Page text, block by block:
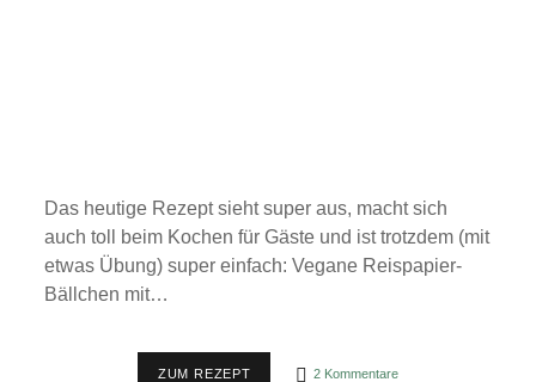
Das heutige Rezept sieht super aus, macht sich
auch toll beim Kochen für Gäste und ist trotzdem (mit
etwas Übung) super einfach: Vegane Reispapier-
Bällchen mit…
ZUM REZEPTAUSGEFALLEN,2 Kommentare